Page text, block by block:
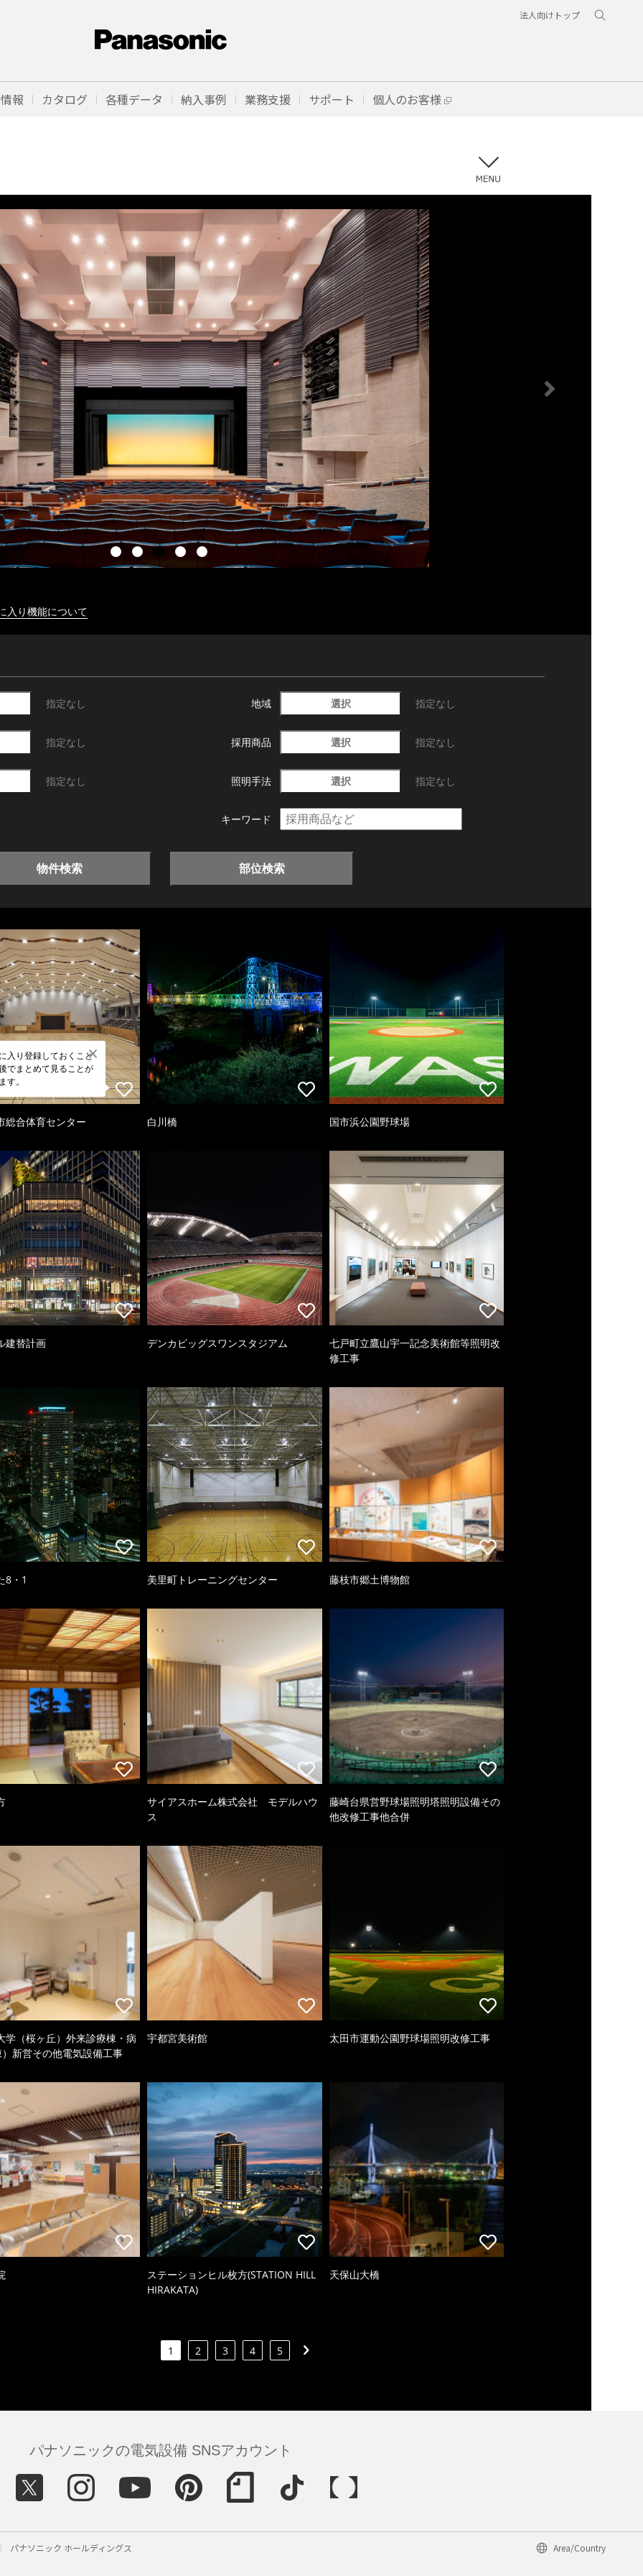
法人向けトップ
報 カタログ 各種データ 納入事例 業務支援 サポート 個人のお客様
入り機能について
指定なし 地域 選択 指定なし
指定なし 採用商品 選択 指定なし
指定なし 照明手法 選択 指定なし
キーワード
物件検索 部位検索
入り登録しておくこと
でまとめて見ることが
す。
総合体育センター 白川橋 国市浜公園野球場
建替計画 デンカビッグスワンスタジアム
七戸町立鷹山宇一記念美術館等照明改
修工事
8・1 美里町トレーニングセンター 藤枝市郷土博物館
サイアスホーム株式会社 モデルハウ
ス
藤崎台県営野球場照明塔照明設備その
他改修工事他合併
学（桜ヶ丘）外来診療棟・病
新営その他電気設備工事
宇都宮美術館 太田市運動公園野球場照明改修工事
ステーションヒル枚方(STATION HILL
HIRAKATA)
天保山大橋
1 2 3 4 5
パナソニックの電気設備 SNSアカウント
パナソニック ホールディングス Area/Country